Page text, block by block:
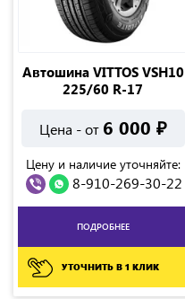
Автошина VITTOS VSH10
225/60 R-17
Цена - от 6 000 ₽
Цену и наличие уточняйте:
8-910-269-30-22
ПОДРОБНЕЕ
УТОЧНИТЬ В 1 КЛИК